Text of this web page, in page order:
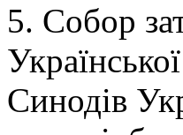
5. Собор
Синодів